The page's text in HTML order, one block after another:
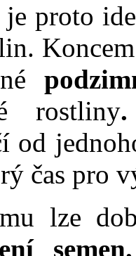
proto
rostliny
od
čas pro
lze
semen.